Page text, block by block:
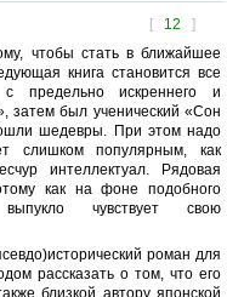
[ 12 ]
чтобы стать в ближайшее
книга становится все
предельно искреннего и
затем был ученический «Сон
шедевры. При этом надо
слишком популярным, как
интеллектуал. Рядовая
как на фоне подобного
чувствует свою
роман для
рассказать о том, что его
близкой автору японской